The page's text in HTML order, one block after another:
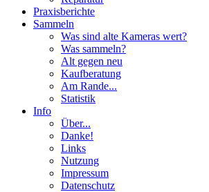
Praxisberichte
Sammeln
Was sind alte Kameras wert?
Was sammeln?
Alt gegen neu
Kaufberatung
Am Rande...
Statistik
Info
Über...
Danke!
Links
Nutzung
Impressum
Datenschutz